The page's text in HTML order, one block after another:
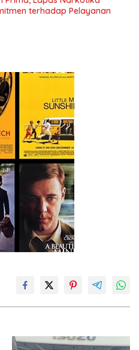
terhadap Pelayanan